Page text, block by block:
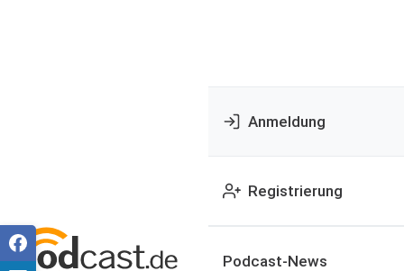
Anmeldung
Registrierung
Podcast-News